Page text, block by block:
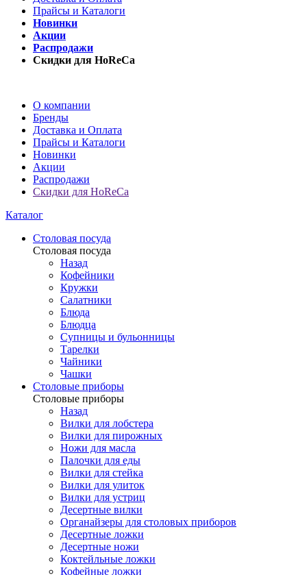
Прайсы и Каталоги
Новинки
Акции
Распродажи
Скидки для HoReCa
О компании
Бренды
Доставка и Оплата
Прайсы и Каталоги
Новинки
Акции
Распродажи
Скидки для HoReCa
Каталог
Столовая посуда
Столовая посуда
Назад
Кофейники
Кружки
Салатники
Блюда
Блюдца
Супницы и бульонницы
Тарелки
Чайники
Чашки
Cтоловые приборы
Cтоловые приборы
Назад
Вилки для лобстера
Вилки для пирожных
Ножи для масла
Палочки для еды
Вилки для стейка
Вилки для улиток
Вилки для устриц
Десертные вилки
Органайзеры для столовых приборов
Десертные ложки
Десертные ножи
Коктейльные ложки
Кофейные ложки